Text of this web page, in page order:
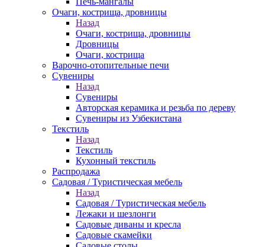
Очаги, кострища, дровницы
Назад
Очаги, кострища, дровницы
Дровницы
Очаги, кострища
Варочно-отопительные печи
Сувениры
Назад
Сувениры
Авторская керамика и резьба по дереву
Сувениры из Узбекистана
Текстиль
Назад
Текстиль
Кухонный текстиль
Распродажа
Садовая / Туристическая мебель
Назад
Садовая / Туристическая мебель
Лежаки и шезлонги
Садовые диваны и кресла
Садовые скамейки